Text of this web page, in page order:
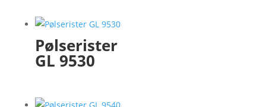
Pølserister
GL 9530